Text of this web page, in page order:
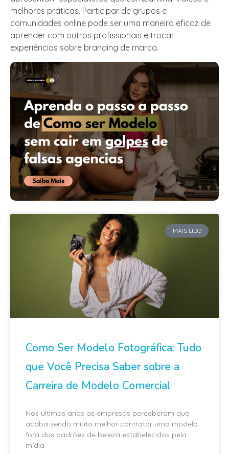
melhores práticas. Participar de grupos e
comunidades online pode ser uma maneira eficaz de
aprender com outros profissionais e trocar
experiências sobre branding de marca.
MAIS LIDO
Como Ser Modelo Fotográfica: Tudo
que Você Precisa Saber sobre a
Carreira de Modelo Comercial
Nos últimos anos as empresas perceberam que
acaba sendo muito melhor contratar uma modelo
fora dos padrões de beleza estabelecidos pela
mídia